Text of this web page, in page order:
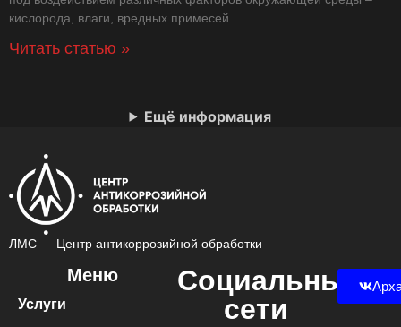
кислорода, влаги, вредных примесей
Читать статью »
Ещё информация
ЛМС — Центр антикоррозийной обработки
Меню
Услуги
Социальные
сети